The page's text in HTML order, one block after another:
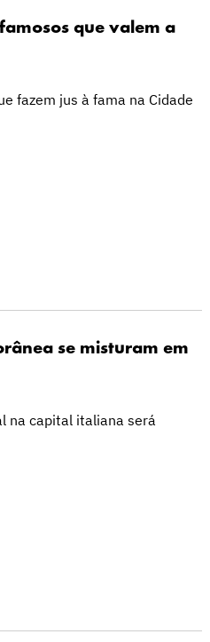
que valem a
fazem jus à fama na Cidade
se misturam em
na capital italiana será